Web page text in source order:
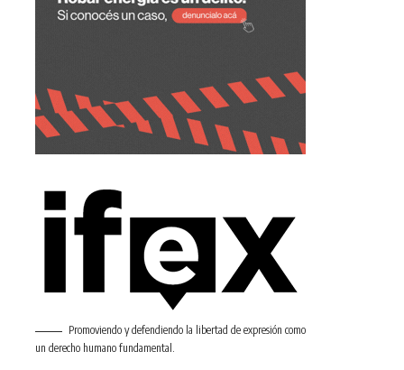
Promoviendo y defendiendo la libertad de expresión como
un derecho humano fundamental.